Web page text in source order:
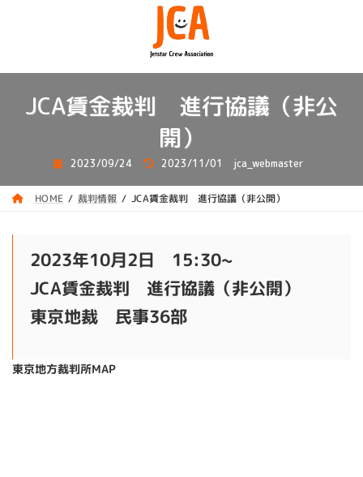
ツ
シ
JCA賃金裁判 進行協議（非公
開）
2023/09/24 最
新
日
2023/11/01 jca_webmaster
HOME 裁判情報 JCA賃金裁判 進行協議（非公開）
2023年10月2日 15:30~
JCA賃金裁判 進行協議（非公開）
東京地裁 民事36部
東京地方裁判所MAP